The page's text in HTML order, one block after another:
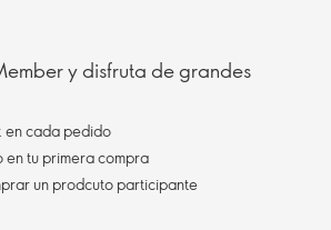
y disfruta de grandes
en cada pedido
en tu primera compra
un prodcuto participante